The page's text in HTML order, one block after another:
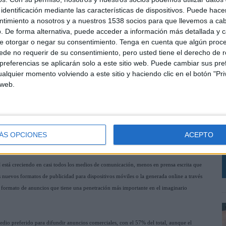
mediante las características de dispositivos. Puede
a nosotros y a nuestros 1538 socios para que llevemos a
De forma alternativa, puede acceder a información más detallada y
otorgar o negar su consentimiento. Tenga en cuenta que algún
no requerir de su consentimiento, pero usted tiene el derecho de
se aplicarán solo a este sitio web. Puede cambiar sus
momento volviendo a este sitio y haciendo clic en el botón
OPCIONES ACEPTO
crecen en credibilida. Por lo que se puede afirmar que poco a poco los nuevos
una decisión de compra. En este ámbito las recomendaciones de familiares y amigos
los comentarios online (71%) y los anuncios en televisión (65%).
tecnologías, como los anuncios de texto en los teléfonos móviles (66%), los
real para movilizar una acción de compra.
líneas generales el encuestado español comparte las tendencias globales en
de familiares y amigos son los más influyentes, registrado un
creciendo en casi todos los medios de comunicación, menos en prensa escrita que
formatos de publicidad para dispositivos móviles o la generada online a través
de anuncios que tiene una penetración más importante en el imaginario
preferido para difundir anuncios comerciales, con el 57% del total, aunque el